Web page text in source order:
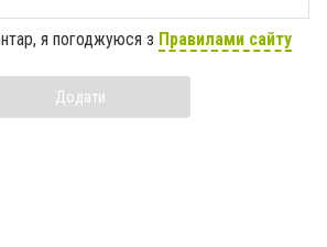
я погоджуюся з Правилами сайту
Додати